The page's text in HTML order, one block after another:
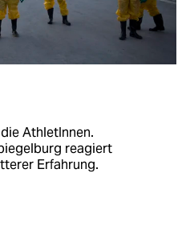
AthletInnen.
reagiert
Erfahrung.